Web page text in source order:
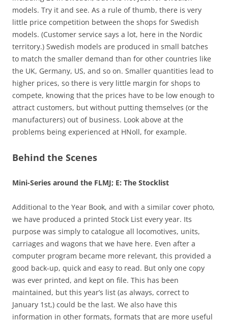
models. Try it and see. As a rule of thumb, there is very
little price competition between the shops for Swedish
models. (Customer service says a lot, here in the Nordic
territory.) Swedish models are produced in small batches
to match the smaller demand than for other countries like
the UK, Germany, US, and so on. Smaller quantities lead to
higher prices, so there is very little margin for shops to
compete, knowing that the prices have to be low enough to
attract customers, but without putting themselves (or the
manufacturers) out of business. Look above at the
problems being experienced at HNoll, for example.
Behind the Scenes
Mini-Series around the FLMJ; E: The Stocklist
Additional to the Year Book, and with a similar cover photo,
we have produced a printed Stock List every year. Its
purpose was simply to catalogue all locomotives, units,
carriages and wagons that we have here. Even after a
computer program became more relevant, this provided a
good back-up, quick and easy to read. But only one copy
was ever printed, and kept on file. This has been
maintained, but this year’s list (as always, correct to
January 1st,) could be the last. We also have this
information in other formats, formats that are more useful